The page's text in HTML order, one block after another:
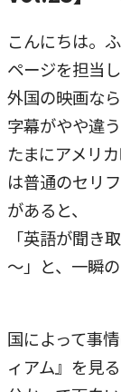
こんにちは。
ページを担当
外国の映画な
字幕がやや違
たまにアメリ
は普通のセリ
があると、
「英語が聞き
～」と、一瞬
国によって事
ィアム』を見